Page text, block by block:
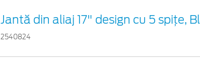
Jantă din aliaj 17" design cu 5 spiţe,
2540824